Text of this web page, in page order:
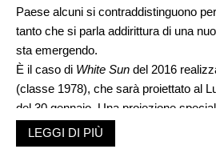
Paese alcuni si contraddistinguono
tanto che si parla addirittura di una
sta emergendo.
È il caso di White Sun del 2016
(classe 1978), che sarà proiettato al
del 30 gennaio. Una proiezione
anni in Nepal dell’associazione
Un film intenso, che con uno stile
LEGGI DI PIÙ